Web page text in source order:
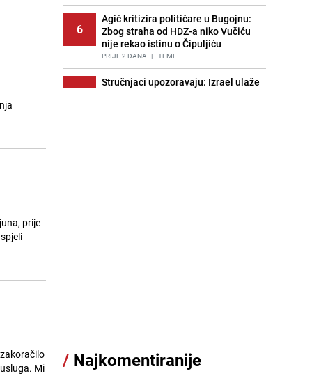
prije
Mi
6
Agić kritizira političare u Bugojnu:
Zbog straha od HDZ-a niko Vučiću
nije rekao istinu o Čipuljiću
PRIJE 2 DANA | TEME
7
Stručnjaci upozoravaju: Izrael ulaže
Novog
BOSNA I HERCEGOVINA
/ Najkomentiranije